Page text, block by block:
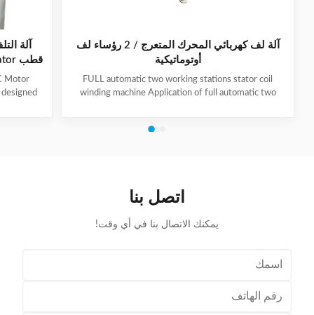
آلة لف كهربائي المحرك المتعرج / 2 رؤساء لف
أوتوماتيكية
FULL automatic two working stations stator coil
winding machine Application of full automatic two
poles, 4 poles and 6poles coils winding. 1. Main
Winding speed ≤2500RPM Max stator OD 160mm
Motor
اتصل بنا
يمكنك الاتصال بنا في أي وقت!